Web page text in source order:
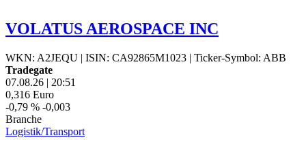
VOLATUS AEROSPACE INC
WKN: A2JEQU | ISIN: CA92865M1023 | Ticker-Symbol: ABB
Tradegate
07.08.26 | 20:51
0,316 Euro
-0,79 % -0,003
Branche
Logistik/Transport